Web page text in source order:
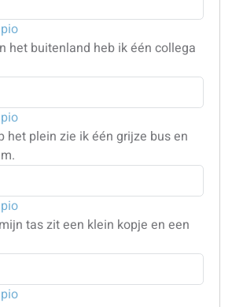
het buitenland heb ik één collega
het plein zie ik één grijze bus en
tas zit een klein kopje en een